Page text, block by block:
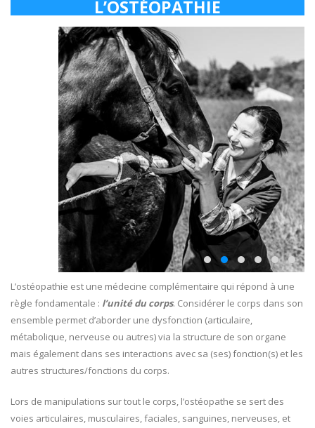
L’OSTÉOPATHIE
L’ostéopathie est une médecine complémentaire qui répond à une
règle fondamentale : l’unité du corps. Considérer le corps dans son
ensemble permet d’aborder une dysfonction (articulaire,
métabolique, nerveuse ou autres) via la structure de son organe
mais également dans ses interactions avec sa (ses) fonction(s) et les
autres structures/fonctions du corps.
Lors de manipulations sur tout le corps, l’ostéopathe se sert des
voies articulaires, musculaires, faciales, sanguines, nerveuses, et